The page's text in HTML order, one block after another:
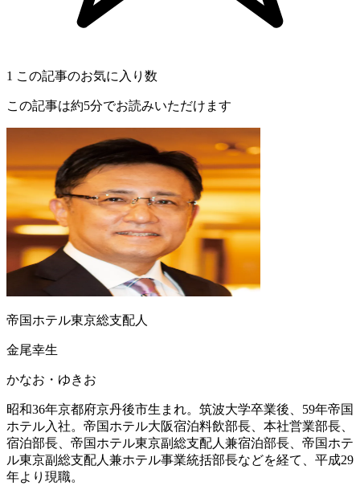
1 この記事のお気に入り数
この記事は約5分でお読みいただけます
帝国ホテル東京総支配人
金尾幸生
かなお・ゆきお
昭和36年京都府京丹後市生まれ。筑波大学卒業後、59年帝国
ホテル入社。帝国ホテル大阪宿泊料飲部長、本社営業部長、
宿泊部長、帝国ホテル東京副総支配人兼宿泊部長、帝国ホテ
ル東京副総支配人兼ホテル事業統括部長などを経て、平成29
年より現職。